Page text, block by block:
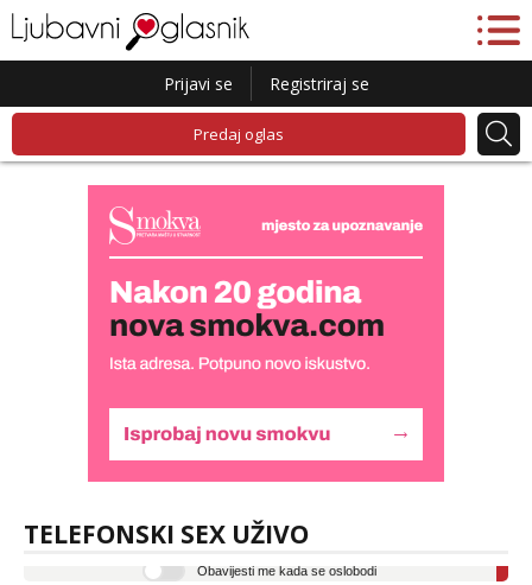
Prijavi se Registriraj se
Predaj oglas
TELEFONSKI SEX UŽIVO
tel:0,93€ - mob:1,12€ min